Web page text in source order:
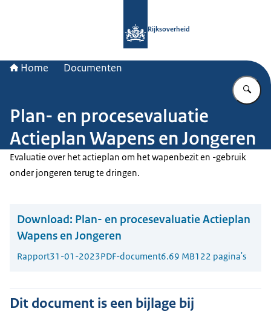
Rijksoverheid
Home Documenten
Plan- en procesevaluatie
Actieplan Wapens en Jongeren
Evaluatie over het actieplan om het wapenbezit en -gebruik
onder jongeren terug te dringen.
Download: Plan- en procesevaluatie Actieplan
Wapens en Jongeren
Rapport31-01-2023PDF-document6.69 MB122 pagina's
Dit document is een bijlage bij